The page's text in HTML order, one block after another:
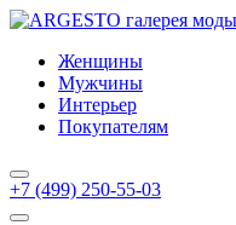
Женщины
Мужчины
Интерьер
Покупателям
+7 (499) 250-55-03